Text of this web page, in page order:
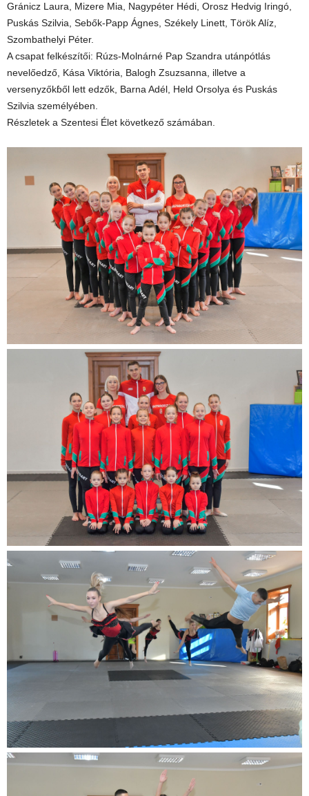
Gránicz Laura, Mizere Mia, Nagypéter Hédi, Orosz Hedvig Iringó,
Puskás Szilvia, Sebők-Papp Ágnes, Székely Linett, Török Alíz,
Szombathelyi Péter.
A csapat felkészítői: Rúzs-Molnárné Pap Szandra utánpótlás
nevelőedző, Kása Viktória, Balogh Zsuzsanna, illetve a
versenyzőkɓől lett edzők, Barna Adél, Held Orsolya és Puskás
Szilvia személyében.
Részletek a Szentesi Élet következő számában.